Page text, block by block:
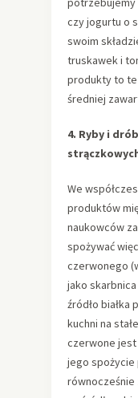
czy jogurtu o
swoim
truskawek i
produkty to
średniej
4. Ryby i
We
produktów
naukowców
spożywać
czerwonego
jako
źródło białka
kuchni na
czerwone jest
jego spożycie